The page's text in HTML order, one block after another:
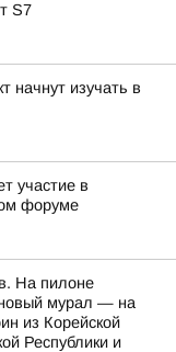
S7
начнут изучать в
участие в
форуме
На пилоне
мурал — на
из Корейской
Республики и